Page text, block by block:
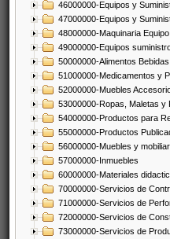
46000000-Equipos y
47000000-Equipos y
48000000-Maquinaria
49000000-Equipos
50000000-Alimentos
51000000-Medicamentos y
52000000-Muebles
53000000-Ropas, Maletas y
54000000-Productos para
55000000-Productos
56000000-Muebles y
57000000-Inmuebles
60000000-Materiales
70000000-Servicios de
71000000-Servicios de
72000000-Servicios de
73000000-Servicios de